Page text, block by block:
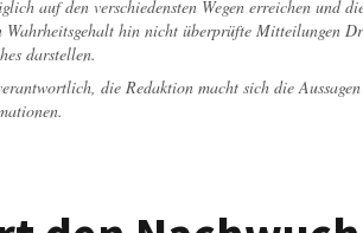
auf den verschiedensten Wegen erreichen und
hin nicht überprüfte Mitteilungen
darstellen.
die Redaktion macht sich die